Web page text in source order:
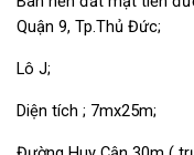
Quận 9, Tp.Thủ Đức;
Lô J;
Diện tích ; 7mx25m;